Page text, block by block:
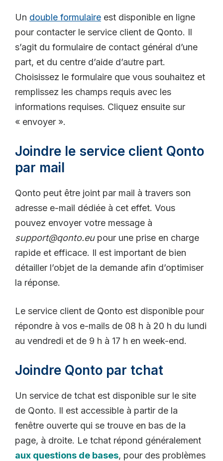
Un double formulaire est disponible en ligne
pour contacter le service client de Qonto. Il
s’agit du formulaire de contact général d’une
part, et du centre d’aide d’autre part.
Choisissez le formulaire que vous souhaitez et
remplissez les champs requis avec les
informations requises. Cliquez ensuite sur
« envoyer ».
Joindre le service client Qonto
par mail
Qonto peut être joint par mail à travers son
adresse e-mail dédiée à cet effet. Vous
pouvez envoyer votre message à
support@qonto.eupour une prise en charge
rapide et efficace. Il est important de bien
détailler l’objet de la demande afin d’optimiser
la réponse.
Le service client de Qonto est disponible pour
répondre à vos e-mails de 08 h à 20 h du lundi
au vendredi et de 9 h à 17 h en week-end.
Joindre Qonto par tchat
Un service de tchat est disponible sur le site
de Qonto. Il est accessible à partir de la
fenêtre ouverte qui se trouve en bas de la
page, à droite. Le tchat répond généralement
aux questions de bases, pour des problèmes